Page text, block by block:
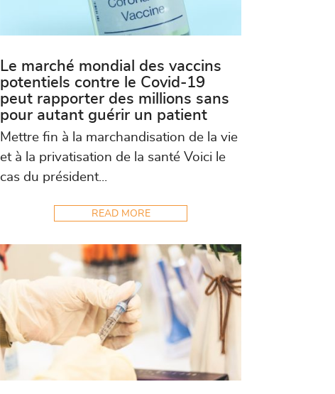
Le marché mondial des vaccins
potentiels contre le Covid-19
peut rapporter des millions sans
pour autant guérir un patient
Mettre fin à la marchandisation de la vie
et à la privatisation de la santé Voici le
cas du président...
READ MORE